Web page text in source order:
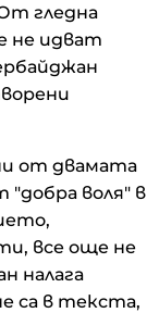
гледна
не идват
от двамата
"добра воля" в
все още не
налага
са в текста,